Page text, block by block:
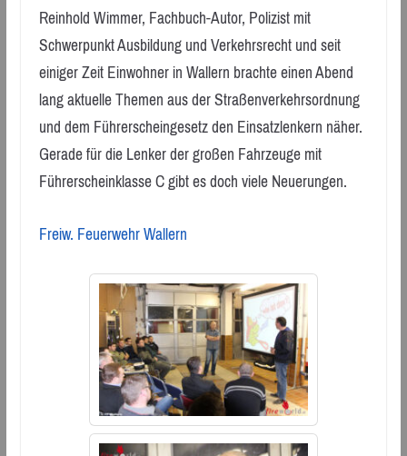
Reinhold Wimmer, Fachbuch-Autor, Polizist mit
Schwerpunkt Ausbildung und Verkehrsrecht und seit
einiger Zeit Einwohner in Wallern brachte einen Abend
lang aktuelle Themen aus der Straßenverkehrsordnung
und dem Führerscheingesetz den Einsatzlenkern näher.
Gerade für die Lenker der großen Fahrzeuge mit
Führerscheinklasse C gibt es doch viele Neuerungen.
Freiw. Feuerwehr Wallern